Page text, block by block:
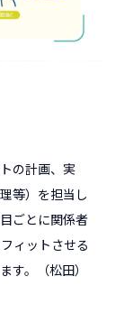
の計画、実
等）を担当し
ごとに関係者
ィットさせる
す。（松田）